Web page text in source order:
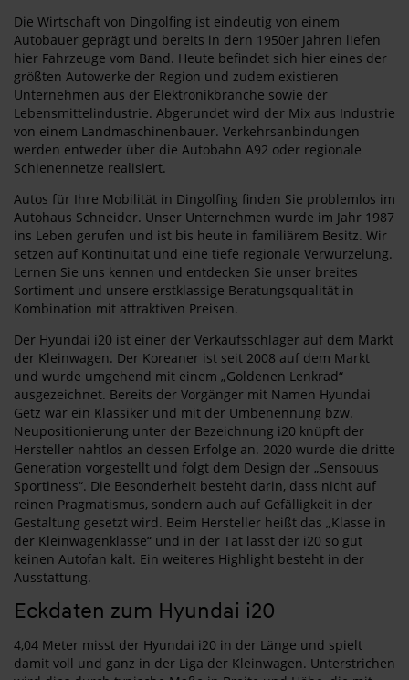
Die Wirtschaft von Dingolfing ist eindeutig von einem
Autobauer geprägt und bereits in dern 1950er Jahren liefen
hier Fahrzeuge vom Band. Heute befindet sich hier eines der
größten Autowerke der Region und zudem existieren
Unternehmen aus der Elektronikbranche sowie der
Lebensmittelindustrie. Abgerundet wird der Mix aus Industrie
von einem Landmaschinenbauer. Verkehrsanbindungen
werden entweder über die Autobahn A92 oder regionale
Schienennetze realisiert.
Autos für Ihre Mobilität in Dingolfing finden Sie problemlos im
Autohaus Schneider. Unser Unternehmen wurde im Jahr 1987
ins Leben gerufen und ist bis heute in familiärem Besitz. Wir
setzen auf Kontinuität und eine tiefe regionale Verwurzelung.
Lernen Sie uns kennen und entdecken Sie unser breites
Sortiment und unsere erstklassige Beratungsqualität in
Kombination mit attraktiven Preisen.
Der Hyundai i20 ist einer der Verkaufsschlager auf dem Markt
der Kleinwagen. Der Koreaner ist seit 2008 auf dem Markt
und wurde umgehend mit einem „Goldenen Lenkrad“
ausgezeichnet. Bereits der Vorgänger mit Namen Hyundai
Getz war ein Klassiker und mit der Umbenennung bzw.
Neupositionierung unter der Bezeichnung i20 knüpft der
Hersteller nahtlos an dessen Erfolge an. 2020 wurde die dritte
Generation vorgestellt und folgt dem Design der „Sensouus
Sportiness“. Die Besonderheit besteht darin, dass nicht auf
reinen Pragmatismus, sondern auch auf Gefälligkeit in der
Gestaltung gesetzt wird. Beim Hersteller heißt das „Klasse in
der Kleinwagenklasse“ und in der Tat lässt der i20 so gut
keinen Autofan kalt. Ein weiteres Highlight besteht in der
Ausstattung.
Eckdaten zum Hyundai i20
4,04 Meter misst der Hyundai i20 in der Länge und spielt
damit voll und ganz in der Liga der Kleinwagen. Unterstrichen